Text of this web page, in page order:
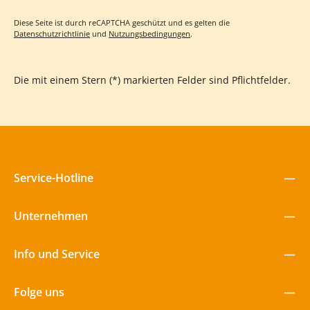
schnell die Wackel Turtle selbst unruhige Kinder in ruhige,
fokussierte Bewegung bringt – ohne dass sie steuernd
Anspannung loszulassen und Selbstwirksamkeit zu erleben –
Diese Seite ist durch reCAPTCHA geschützt und es gelten die
Datenschutzrichtlinie und Nutzungsbedingungen.
Die mit einem Stern (*) markierten Felder sind Pflichtfelder.
Service-Hotline
Unternehmen
Info und Service
Folge uns